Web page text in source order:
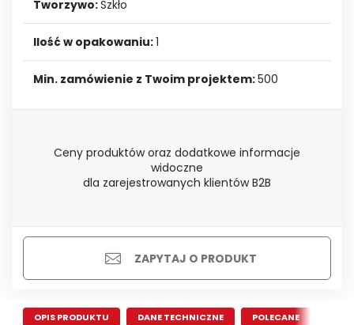
Tworzywo:Szkło
Ilość w opakowaniu:1
Min. zamówienie z Twoim projektem:500
Ceny produktów oraz dodatkowe informacje
widoczne
dla zarejestrowanych klientów B2B
ZAPYTAJ O PRODUKT
OPIS PRODUKTU DANE TECHNICZNE POLECANE